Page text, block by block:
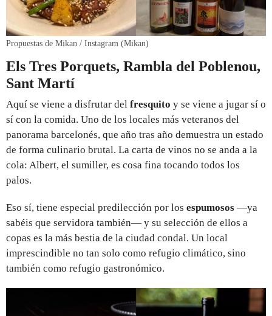
Propuestas de Mikan / Instagram (Mikan)
Els Tres Porquets, Rambla del Poblenou,
Sant Martí
Aquí se viene a disfrutar del fresquito y se viene a jugar sí o
sí con la comida. Uno de los locales más veteranos del
panorama barcelonés, que año tras año demuestra un estado
de forma culinario brutal. La carta de vinos no se anda a la
cola: Albert, el sumiller, es cosa fina tocando todos los
palos.
Eso sí, tiene especial predilección por los espumosos —ya
sabéis que servidora también— y su selección de ellos a
copas es la más bestia de la ciudad condal. Un local
imprescindible no tan solo como refugio climático, sino
también como refugio gastronómico.